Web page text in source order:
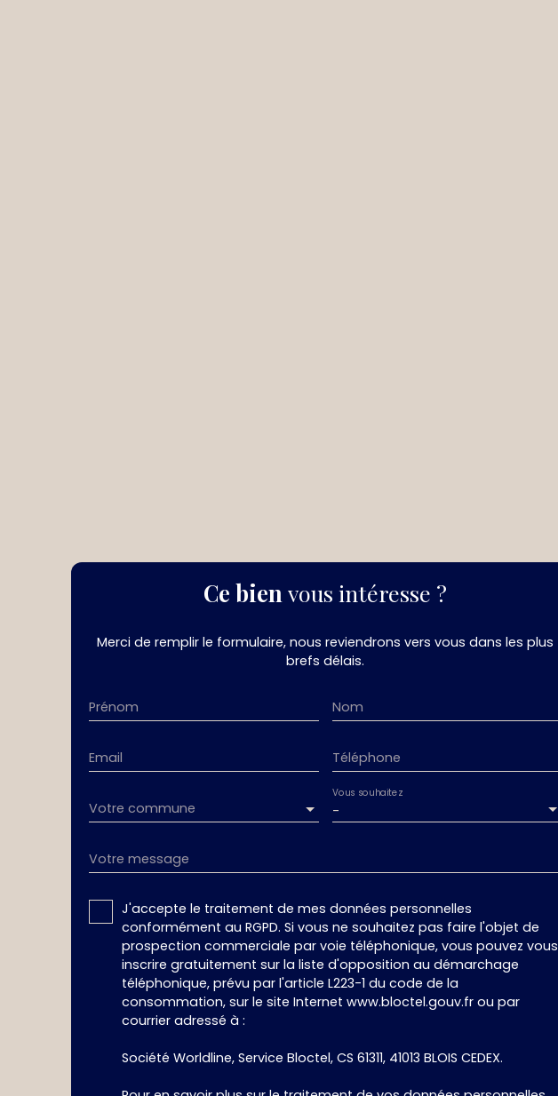
Ce bien vous intéresse ?
Merci de remplir le formulaire, nous reviendrons vers vous dans les plus
brefs délais.
Prénom Nom
Email Téléphone
Votre commune -
Vous souhaitez
Votre message
J'accepte le traitement de mes données personnelles
conformément au RGPD. Si vous ne souhaitez pas faire l'objet de
prospection commerciale par voie téléphonique, vous pouvez vous
inscrire gratuitement sur la liste d'opposition au démarchage
téléphonique, prévu par l'article L223-1 du code de la
consommation, sur le site Internet www.bloctel.gouv.fr ou par
courrier adressé à :
Société Worldline, Service Bloctel, CS 61311, 41013 BLOIS CEDEX.